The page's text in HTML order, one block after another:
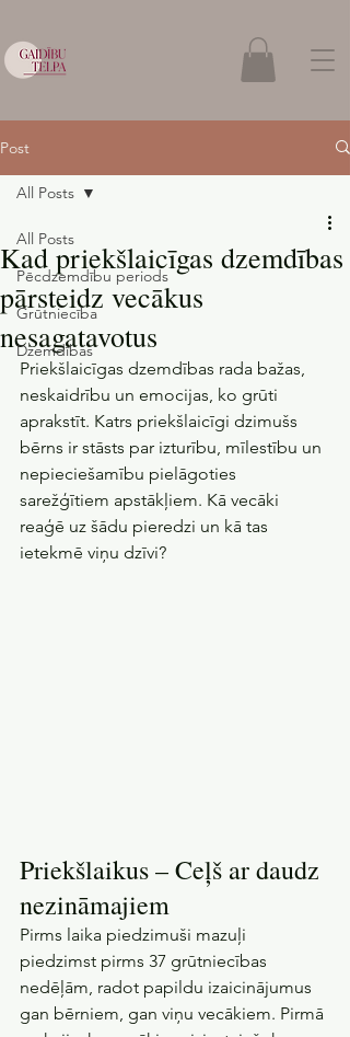
Post
All Posts
Pēcdzemdību periods
Grūtniecība
Dzemdības
All Posts
Kad priekšlaicīgas dzemdības
pārsteidz vecākus
nesagatavotus
Priekšlaicīgas dzemdības rada bažas,
neskaidrību un emocijas, ko grūti
aprakstīt. Katrs priekšlaicīgi dzimušs
bērns ir stāsts par izturību, mīlestību un
nepieciešamību pielāgoties
sarežģītiem apstākļiem. Kā vecāki
reaģē uz šādu pieredzi un kā tas
ietekmē viņu dzīvi?
Priekšlaikus – Ceļš ar daudz
nezināmajiem
Pirms laika piedzimuši mazuļi
piedzimst pirms 37 grūtniecības
nedēļām, radot papildu izaicinājumus
gan bērniem, gan viņu vecākiem. Pirmā